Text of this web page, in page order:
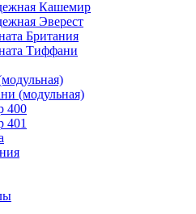
Кашемир
Эверест
Британия
Тиффани
(модульная)
400
401